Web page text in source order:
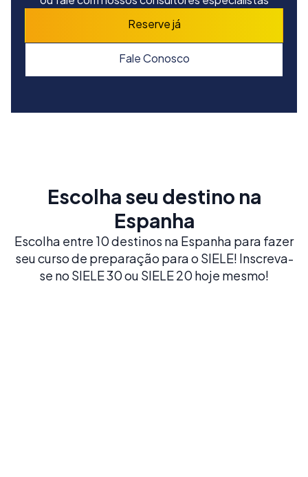
Reserve já
Fale Conosco
Escolha seu destino na
Espanha
Escolha entre 10 destinos na Espanha para fazer
seu curso de preparação para o SIELE! Inscreva-
se no SIELE 30 ou SIELE 20 hoje mesmo!